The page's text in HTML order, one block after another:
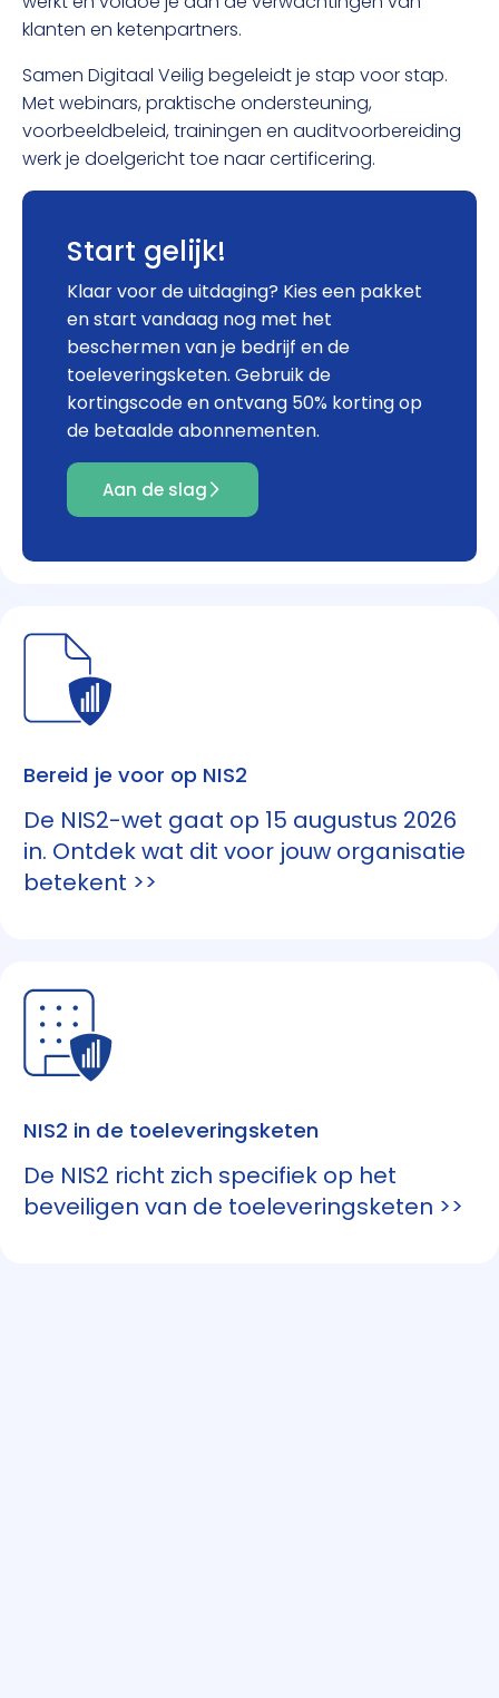
klanten en ketenpartners.
Samen Digitaal Veilig begeleidt je stap voor stap.
Met webinars, praktische ondersteuning,
voorbeeldbeleid, trainingen en auditvoorbereiding
werk je doelgericht toe naar certificering.
Start gelijk!
Klaar voor de uitdaging? Kies een pakket
en start vandaag nog met het
beschermen van je bedrijf en de
toeleveringsketen. Gebruik de
kortingscode en ontvang 50% korting op
de betaalde abonnementen.
Aan de slag
Bereid je voor op NIS2
De NIS2-wet gaat op 15 augustus 2026
in. Ontdek wat dit voor jouw organisatie
betekent >>
NIS2 in de toeleveringsketen
De NIS2 richt zich specifiek op het
beveiligen van de toeleveringsketen >>